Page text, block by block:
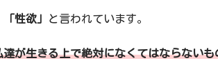
性欲」 と言われています。
達が生きる上で絶対になくてはならないも